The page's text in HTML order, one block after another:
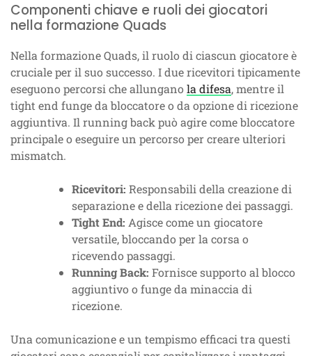
Componenti chiave e ruoli dei giocatori
nella formazione Quads
Nella formazione Quads, il ruolo di ciascun giocatore è
cruciale per il suo successo. I due ricevitori tipicamente
eseguono percorsi che allungano la difesa, mentre il
tight end funge da bloccatore o da opzione di ricezione
aggiuntiva. Il running back può agire come bloccatore
principale o eseguire un percorso per creare ulteriori
mismatch.
Ricevitori: Responsabili della creazione di
separazione e della ricezione dei passaggi.
Tight End: Agisce come un giocatore
versatile, bloccando per la corsa o
ricevendo passaggi.
Running Back: Fornisce supporto al blocco
aggiuntivo o funge da minaccia di
ricezione.
Una comunicazione e un tempismo efficaci tra questi